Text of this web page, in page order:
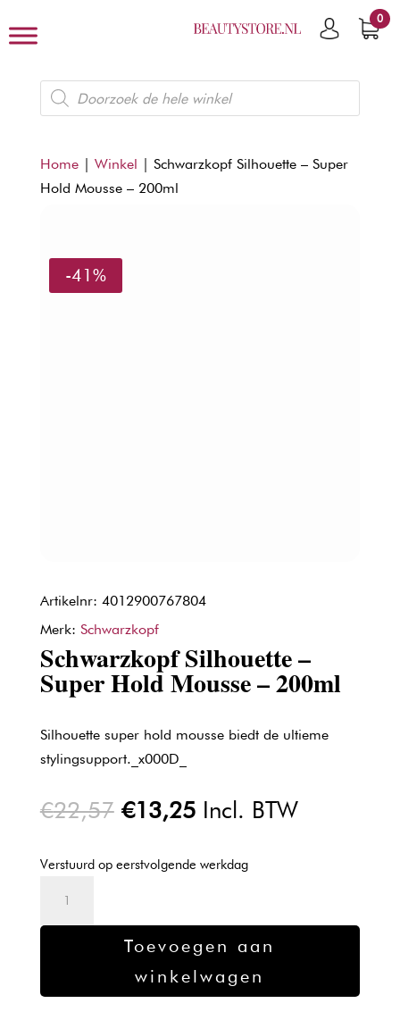
0
Producten
zoeken
Home| Winkel | Schwarzkopf Silhouette – Super
Hold Mousse – 200ml
-41%
Artikelnr: 4012900767804
Merk: Schwarzkopf
Schwarzkopf Silhouette –
Super Hold Mousse – 200ml
Silhouette super hold mousse biedt de ultieme
stylingsupport._x000D_
€22,57 Oorspronkelijke
was:
€22,57.
€13,25Huidige
is:
€13,25.
Incl. BTW
Verstuurd op eerstvolgende werkdag
Toevoegen aan
winkelwagen